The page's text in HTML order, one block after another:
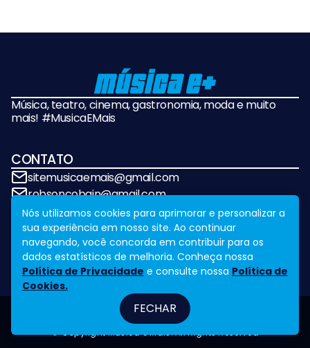
Música, teatro, cinema, gastronomia, moda e muito
mais! #MusicaEMais
CONTATO
sitemusicaemais@gmail.com
robsoncobain@gmail.com
REDES SOCIAIS
© Copyright Música e Mais. All Rights Reserved
Design byNVGO
Fale ConoscoLegal
Nós utilizamos cookies para aprimorar e personalizar a
sua experiência em nosso site. Ao continuar
navegando, você concorda em contribuir para os
dados estatísticos de melhoria. Conheça nossa
Política de Privacidade e consulte nossa Política de
Cookies.
FECHAR